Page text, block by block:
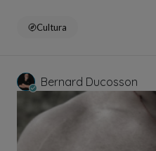
Cultura
Bernard Ducosson